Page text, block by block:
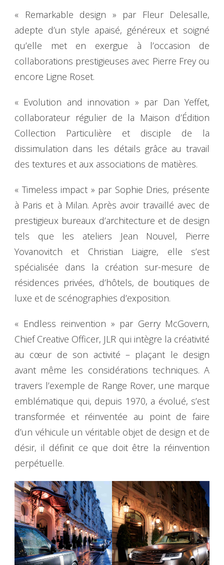
« Remarkable design » par Fleur Delesalle,
adepte d’un style apaisé, généreux et soigné
qu’elle met en exergue à l’occasion de
collaborations prestigieuses avec Pierre Frey ou
encore Ligne Roset.
« Evolution and innovation » par Dan Yeffet,
collaborateur régulier de la Maison d’Édition
Collection Particulière et disciple de la
dissimulation dans les détails grâce au travail
des textures et aux associations de matières.
« Timeless impact » par Sophie Dries, présente
à Paris et à Milan. Après avoir travaillé avec de
prestigieux bureaux d’architecture et de design
tels que les ateliers Jean Nouvel, Pierre
Yovanovitch et Christian Liaigre, elle s’est
spécialisée dans la création sur-mesure de
résidences privées, d’hôtels, de boutiques de
luxe et de scénographies d’exposition.
« Endless reinvention » par Gerry McGovern,
Chief Creative Officer, JLR qui intègre la créativité
au cœur de son activité – plaçant le design
avant même les considérations techniques. A
travers l’exemple de Range Rover, une marque
emblématique qui, depuis 1970, a évolué, s’est
transformée et réinventée au point de faire
d’un véhicule un véritable objet de design et de
désir, il définit ce que doit être la réinvention
perpétuelle.